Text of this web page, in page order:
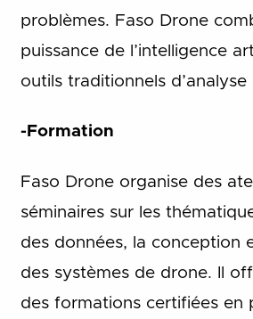
problèmes. Faso Drone
puissance de l’intelligence
outils traditionnels
-Formation
Faso Drone organise des
séminaires sur les
des données, la conception
des systèmes de drone. Il
des formations certifiées en